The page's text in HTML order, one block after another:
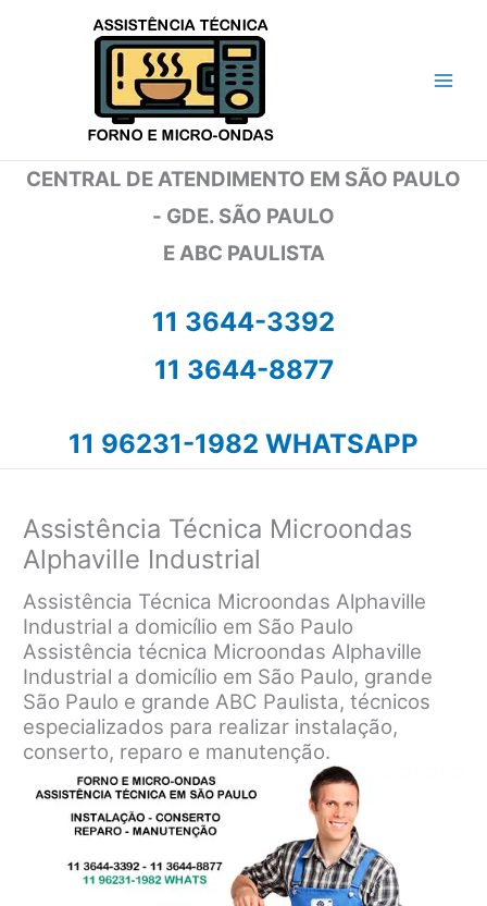
CENTRAL DE ATENDIMENTO EM SÃO PAULO
- GDE. SÃO PAULO
E ABC PAULISTA
11 3644-3392
11 3644-8877
11 96231-1982 WHATSAPP
Assistência Técnica Microondas
Alphaville Industrial
Assistência Técnica Microondas Alphaville
Industrial a domicílio em São Paulo
Assistência técnica Microondas Alphaville
Industrial a domicílio em São Paulo, grande
São Paulo e grande ABC Paulista, técnicos
especializados para realizar instalação,
conserto, reparo e manutenção.